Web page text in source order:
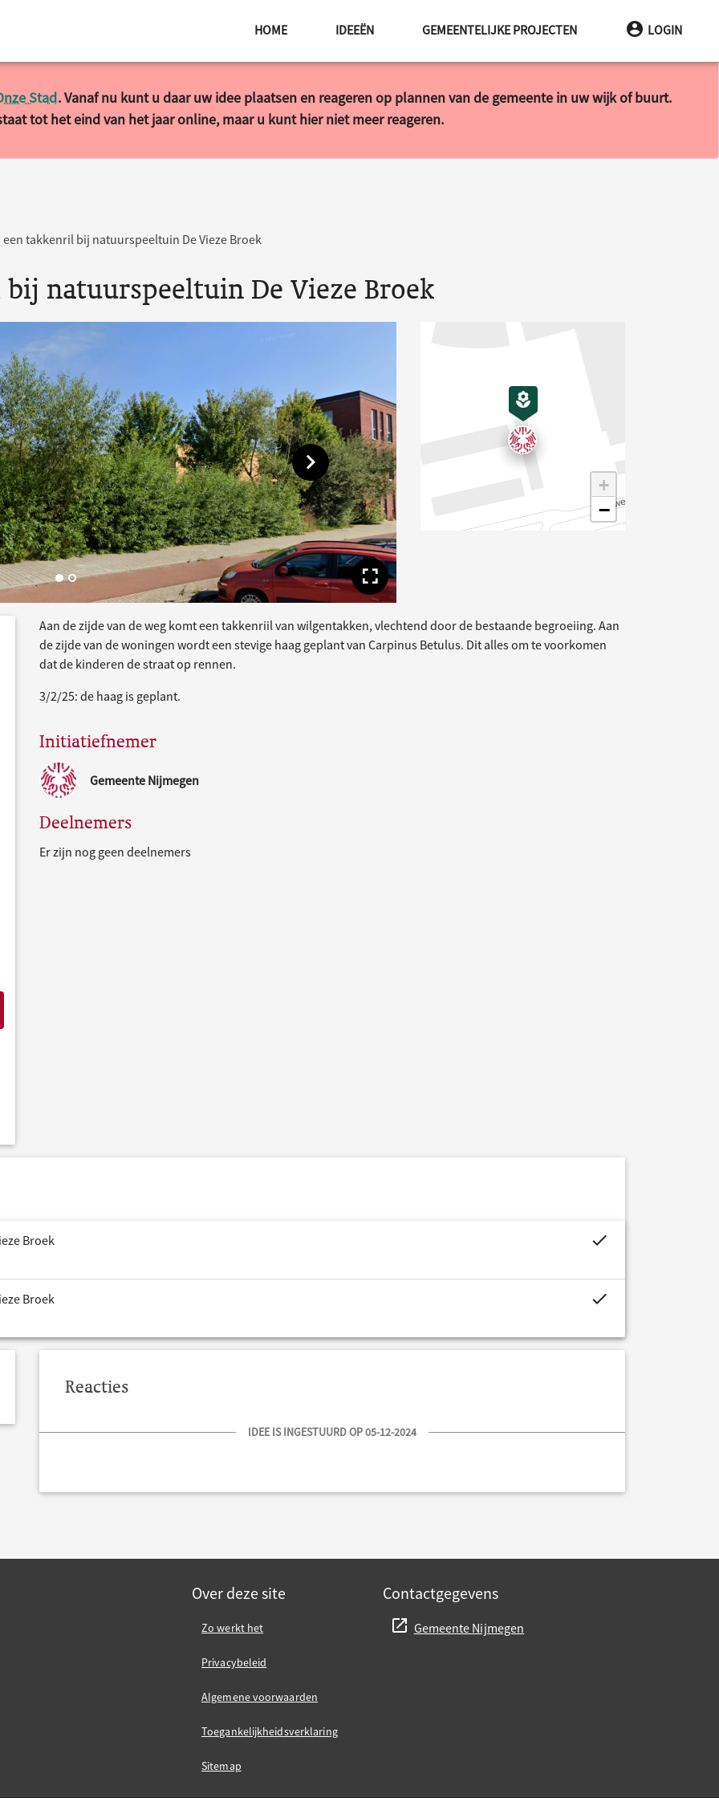
HOME IDEEËN GEMEENTELIJKE PROJECTEN LOGIN
Stad. Vanaf nu kunt u daar uw idee plaatsen en reageren op plannen van de gemeente in uw wijk of buurt.
tot het eind van het jaar online, maar u kunt hier niet meer reageren.
een takkenril bij natuurspeeltuin De Vieze Broek
natuurspeeltuin De Vieze Broek
Toon volgende afbeelding
Toon volledige afbeelding
+
−
Aan de zijde van de weg komt een takkenriil van wilgentakken, vlechtend door de bestaande begroeiing. Aan
de zijde van de woningen wordt een stevige haag geplant van Carpinus Betulus. Dit alles om te voorkomen
dat de kinderen de straat op rennen.
3/2/25: de haag is geplant.
Initiatiefnemer
Gemeente Nijmegen
Deelnemers
Er zijn nog geen deelnemers
Broek
project.budget.fields.is_assigned-alt
Broek
project.budget.fields.is_assigned-alt
Reacties
IDEE IS INGESTUURD OP 05-12-2024
Over deze site
Zo werkt het
Privacybeleid
Algemene voorwaarden
Toegankelijkheidsverklaring
Sitemap
Contactgegevens
Gemeente Nijmegen